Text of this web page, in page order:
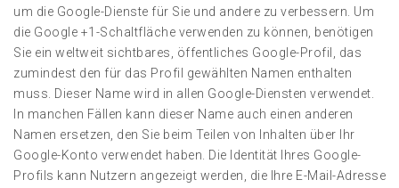
um die Google-Dienste für Sie und andere zu verbessern. Um
die Google +1-Schaltfläche verwenden zu können, benötigen
Sie ein weltweit sichtbares, öffentliches Google-Profil, das
zumindest den für das Profil gewählten Namen enthalten
muss. Dieser Name wird in allen Google-Diensten verwendet.
In manchen Fällen kann dieser Name auch einen anderen
Namen ersetzen, den Sie beim Teilen von Inhalten über Ihr
Google-Konto verwendet haben. Die Identität Ihres Google-
Profils kann Nutzern angezeigt werden, die Ihre E-Mail-Adresse